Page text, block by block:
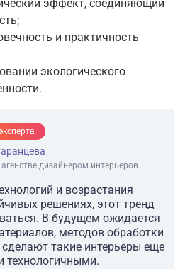
эффект, соединяющий
и практичность
экологического
дизайнером интерьеров
и возрастания
решениях, этот тренд
В будущем ожидается
методов обработки
такие интерьеры еще
технологичными.